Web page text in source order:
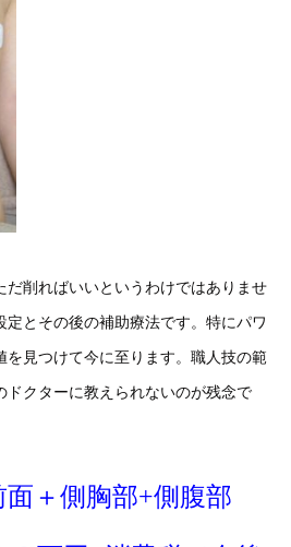
だ削ればいいというわけではありませ
定とその後の補助療法です。特にパワ
を見つけて今に至ります。職人技の範
ドクターに教えられないのが残念で
面＋側胸部+側腹部